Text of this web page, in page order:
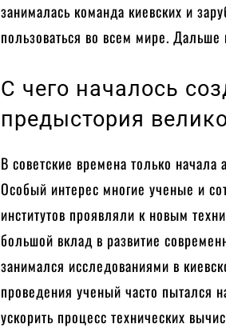
занималась команда киевских и
пользоваться во всем мире. Дальше
С чего началось
предыстория
В советские времена только начала
Особый интерес многие ученые и
институтов проявляли к новым
большой вклад в развитие
занимался исследованиями в
проведения ученый часто пытался
ускорить процесс технических